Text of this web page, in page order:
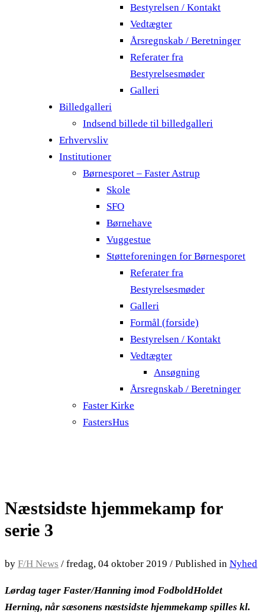
Bestyrelsen / Kontakt
Vedtægter
Årsregnskab / Beretninger
Referater fra
Bestyrelsesmøder
Galleri
Billedgalleri
Indsend billede til billedgalleri
Erhvervsliv
Institutioner
Børnesporet – Faster Astrup
Skole
SFO
Børnehave
Vuggestue
Støtteforeningen for Børnesporet
Referater fra
Bestyrelsesmøder
Galleri
Formål (forside)
Bestyrelsen / Kontakt
Vedtægter
Ansøgning
Årsregnskab / Beretninger
Faster Kirke
FastersHus
Næstsidste hjemmekamp for
serie 3
by F/H News / fredag, 04 oktober 2019 / Published in Nyhed
Lørdag tager Faster/Hanning imod FodboldHoldet
Herning, når sæsonens næstsidste hjemmekamp spilles kl.